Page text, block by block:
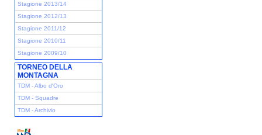
Stagione 2013/14
Stagione 2012/13
Stagione 2011/12
Stagione 2010/11
Stagione 2009/10
TORNEO DELLA
MONTAGNA
TDM - Albo d'Oro
TDM - Squadre
TDM - Archivio